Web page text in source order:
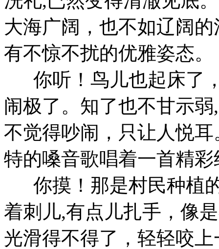
大海广阔，也不如辽阔
有不惊不扰的优雅姿态。
你听！鸟儿也起床了
闹极了。知了也不甘示
不觉得吵闹，只让人悦
特的嗓音歌唱着一首精
你摸！那是村民种植
着刺儿,有点儿扎手，像
光滑得不得了，轻轻咬